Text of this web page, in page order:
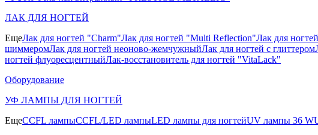
ЛАК ДЛЯ НОГТЕЙ
ЕщеЛак для ногтей "Charm"Лак для ногтей "Multi Reflection"Лак для
шиммеромЛак для ногтей неоново-жемчужныйЛак для ногтей с глиттером
ногтей флуоресцентныйЛак-восстановитель для ногтей "VitaLack"
Оборудование
УФ ЛАМПЫ ДЛЯ НОГТЕЙ
ЕщеCCFL лампыCCFL/LED лампыLED лампы для ногтейUV лампы 36 W